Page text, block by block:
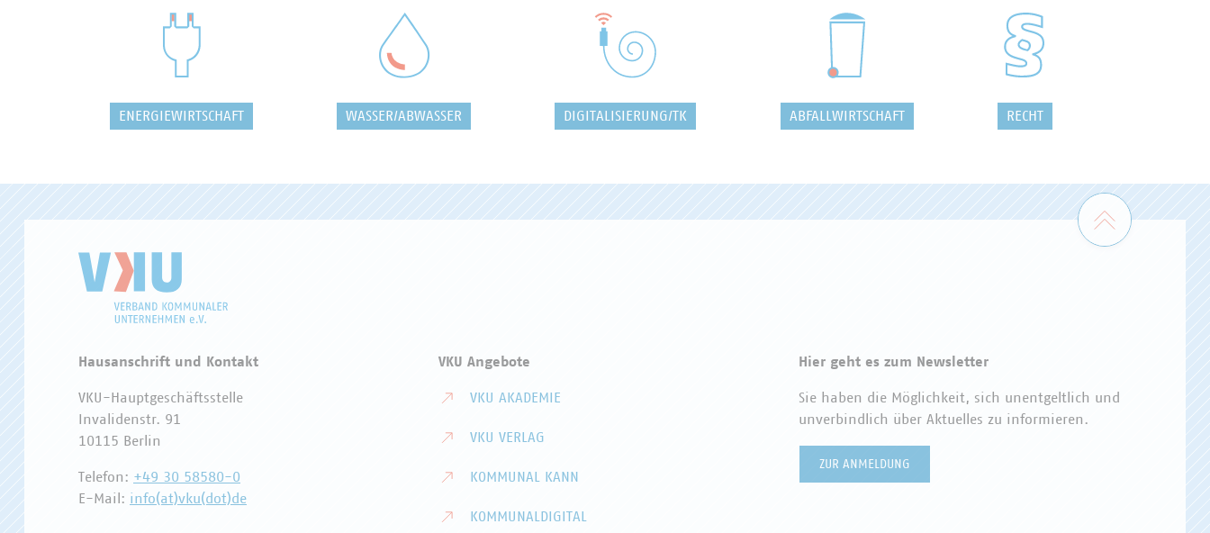
ENERGIEWIRTSCHAFT WASSER/ABWASSER DIGITALISIERUNG/TK ABFALLWIRTSCHAFT RECHT
Zum
Hausanschrift und Kontakt
VKU-Hauptgeschäftsstelle
Invalidenstr. 91
10115 Berlin
Telefon: +49 30 58580-0
E-Mail: info(at)vku(dot)de
VKU Angebote
VKU AKADEMIE
VKU VERLAG
KOMMUNAL KANN
KOMMUNALDIGITAL
Hier geht es zum Newsletter
Sie haben die Möglichkeit, sich unentgeltlich und
unverbindlich über Aktuelles zu informieren.
ZUR ANMELDUNG